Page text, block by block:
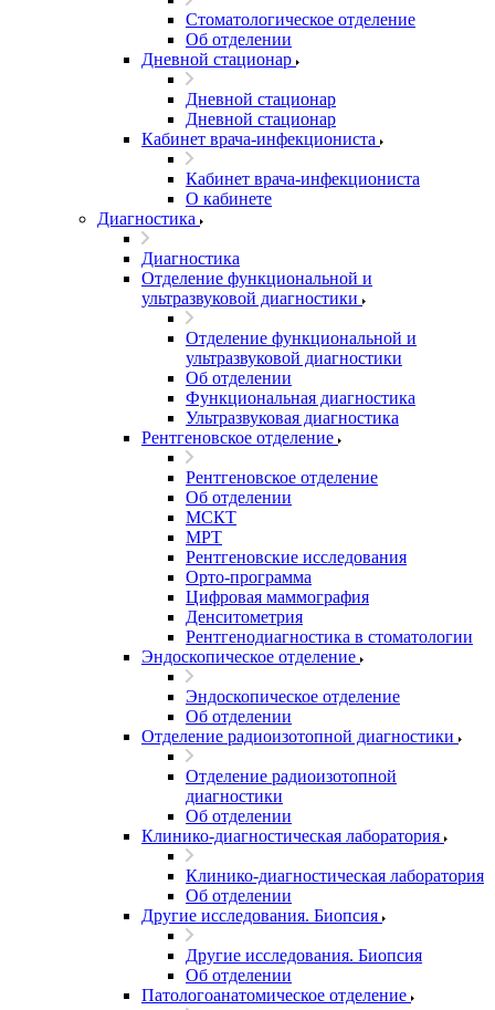
Стоматологическое отделение
Об отделении
Дневной стационар
Дневной стационар
Дневной стационар
Кабинет врача-инфекциониста
Кабинет врача-инфекциониста
О кабинете
Диагностика
Диагностика
Отделение функциональной и
ультразвуковой диагностики
Отделение функциональной и
ультразвуковой диагностики
Об отделении
Функциональная диагностика
Ультразвуковая диагностика
Рентгеновское отделение
Рентгеновское отделение
Об отделении
МСКТ
МРТ
Рентгеновские исследования
Орто-программа
Цифровая маммография
Денситометрия
Рентгенодиагностика в стоматологии
Эндоскопическое отделение
Эндоскопическое отделение
Об отделении
Отделение радиоизотопной диагностики
Отделение радиоизотопной
диагностики
Об отделении
Клинико-диагностическая лаборатория
Клинико-диагностическая лаборатория
Об отделении
Другие исследования. Биопсия
Другие исследования. Биопсия
Об отделении
Патологоанатомическое отделение